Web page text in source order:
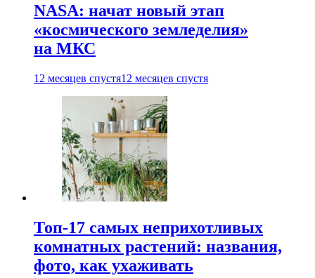
NASA: начат новый этап
«космического земледелия»
на МКС
12 месяцев спустя12 месяцев спустя
Топ-17 самых неприхотливых
комнатных растений: названия,
фото, как ухаживать